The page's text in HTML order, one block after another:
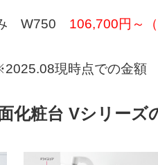
W750 106,700円～
現時点での金額
化粧台 Vシリーズ